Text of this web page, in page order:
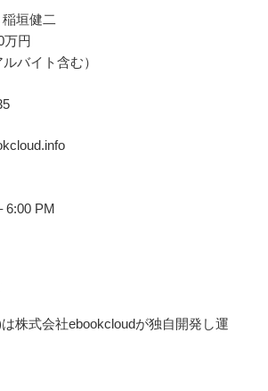
垣健二
万円
バイト含む）
6:00 PM
株式会社ebookcloudが独自開発し運